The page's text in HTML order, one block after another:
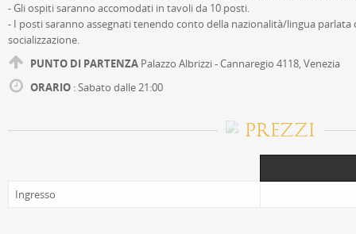
- Gli ospiti saranno accomodati in tavoli da 10 posti.
- I posti saranno assegnati tenendo conto della nazionalità/lingua
socializzazione.
PUNTO DI PARTENZA Palazzo Albrizzi - Cannaregio 4118, Venezia
ORARIO : Sabato dalle 21:00
PREZZI
Ingresso